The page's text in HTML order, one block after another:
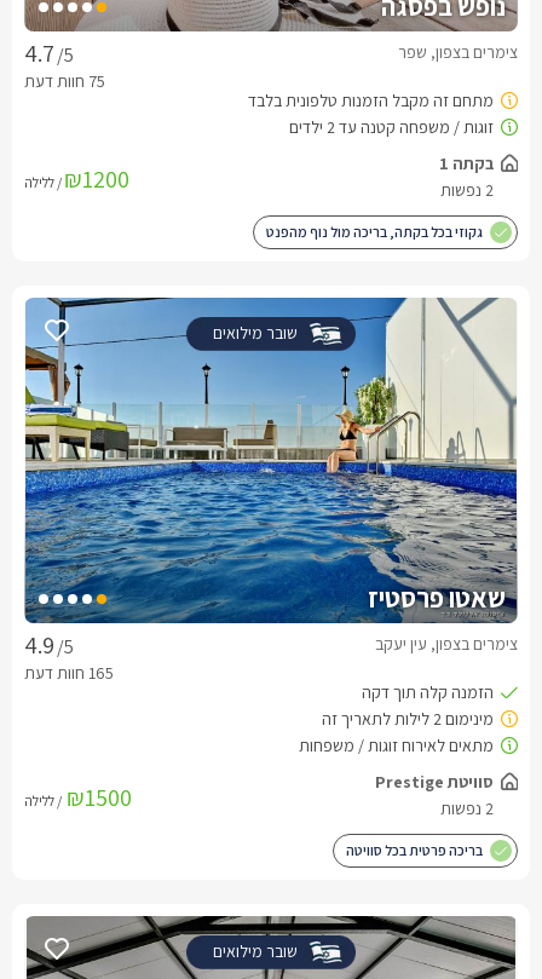
/5 צימרים בצפון, שפר
₪1200 / ללילה
גקוזי בכל בקתה, בריכה מול נוף מהפנט
שובר מילואים
שאטו פרסטיז
/5 צימרים בצפון, עין יעקב
סוויטת Prestige
2 נפשות
₪1500 / ללילה
בריכה פרטית בכל סוויטה
שובר מילואים